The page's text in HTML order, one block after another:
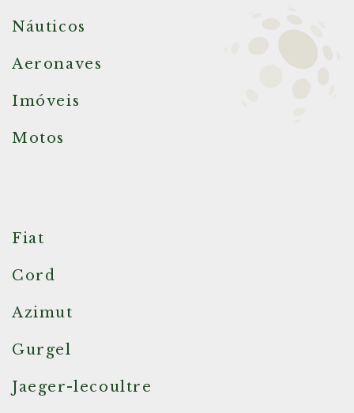
Náuticos
Aeronaves
Imóveis
Motos
Fiat
Cord
Azimut
Gurgel
Jaeger-lecoultre